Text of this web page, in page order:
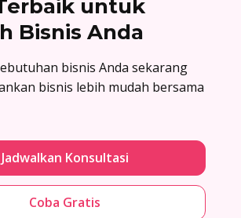
untuk
Bisnis Anda
bisnis Anda sekarang
bisnis lebih mudah bersama
Jadwalkan Konsultasi
Coba Gratis